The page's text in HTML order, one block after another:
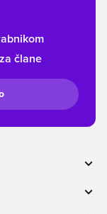
člane